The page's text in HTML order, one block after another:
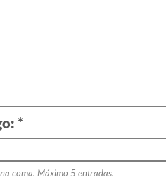
*
coma. Máximo 5 entradas.